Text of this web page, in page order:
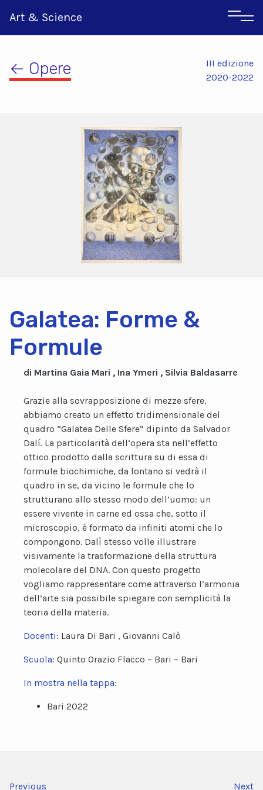
Art & Science
Inglese
Greco
← Opere
III edizione
2020-2022
Galatea: Forme &
Formule
di Martina Gaia Mari , Ina Ymeri , Silvia Baldasarre
Grazie alla sovrapposizione di mezze sfere,
abbiamo creato un effetto tridimensionale del
quadro “Galatea Delle Sfere” dipinto da Salvador
Dalí. La particolarità dell’opera sta nell’effetto
ottico prodotto dalla scrittura su di essa di
formule biochimiche, da lontano si vedrà il
quadro in se, da vicino le formule che lo
strutturano allo stesso modo dell’uomo: un
essere vivente in carne ed ossa che, sotto il
microscopio, è formato da infiniti atomi che lo
compongono. Dalì stesso volle illustrare
visivamente la trasformazione della struttura
molecolare del DNA. Con questo progetto
vogliamo rappresentare come attraverso l’armonia
dell’arte sia possibile spiegare con semplicità la
teoria della materia.
Docenti: Laura Di Bari , Giovanni Calò
Scuola: Quinto Orazio Flacco – Bari – Bari
In mostra nella tappa:
Bari 2022
Previous Next